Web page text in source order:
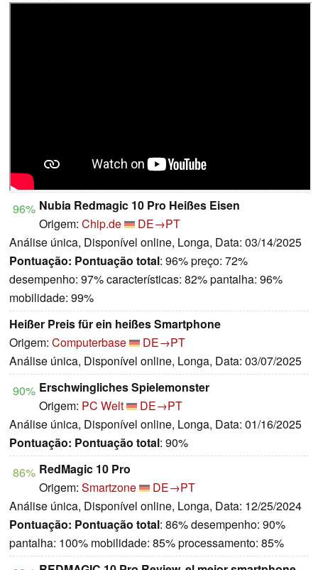
96% Nubia Redmagic 10 Pro Heißes Eisen
Origem: Chip.de
DE→PT
Análise única, Disponível online, Longa, Data: 03/14/2025
Pontuação: Pontuação total: 96% preço: 72%
desempenho: 97% características: 82% pantalha: 96%
mobilidade: 99%
Heißer Preis für ein heißes Smartphone
Origem: Computerbase
DE→PT
Análise única, Disponível online, Longa, Data: 03/07/2025
90% Erschwingliches Spielemonster
Origem: PC Welt
DE→PT
Análise única, Disponível online, Longa, Data: 01/16/2025
Pontuação: Pontuação total: 90%
86% RedMagic 10 Pro
Origem: Smartzone
DE→PT
Análise única, Disponível online, Longa, Data: 12/25/2024
Pontuação: Pontuação total: 86% desempenho: 90%
pantalha: 100% mobilidade: 85% processamento: 85%